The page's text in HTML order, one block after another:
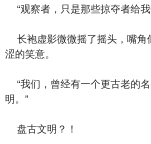
“观察者，只是那些掠夺者给我
长袍虚影微微摇了摇头，嘴角
涩的笑意。
“我们，曾经有一个更古老的
明。”
盘古文明？！